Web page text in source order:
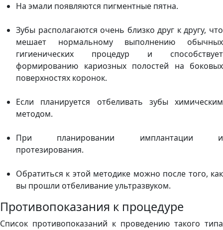
На эмали появляются пигментные пятна.
Зубы располагаются очень близко друг к другу, что
мешает нормальному выполнению обычных
гигиенических процедур и способствует
формированию кариозных полостей на боковых
поверхностях коронок.
Если планируется отбеливать зубы химическим
методом.
При планировании имплантации и
протезирования.
Обратиться к этой методике можно после того, как
вы прошли отбеливание ультразвуком.
Противопоказания к процедуре
Список противопоказаний к проведению такого типа